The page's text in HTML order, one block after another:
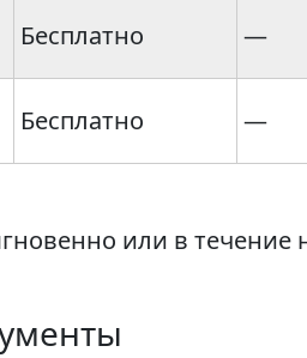
Бесплатно —
Бесплатно —
или в